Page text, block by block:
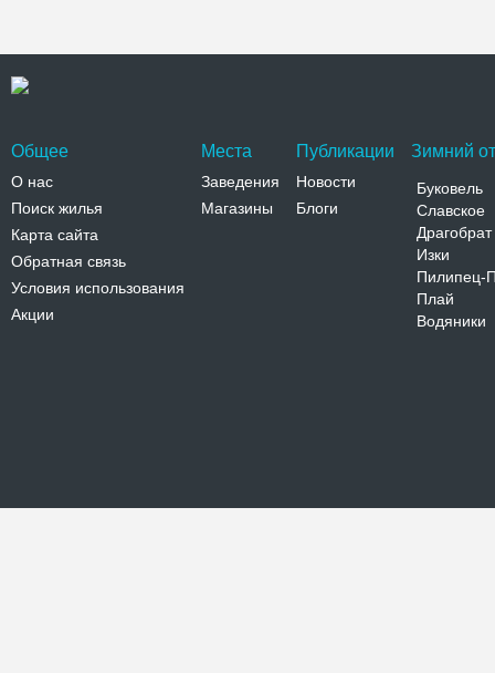
Общее
О нас
Поиск жилья
Карта сайта
Обратная связь
Условия использования
Акции
Места
Заведения
Магазины
Публикации
Новости
Блоги
Зимний
Буковель
Славское
Драгобрат
Изки
Пилипец-
Плай
Водяники